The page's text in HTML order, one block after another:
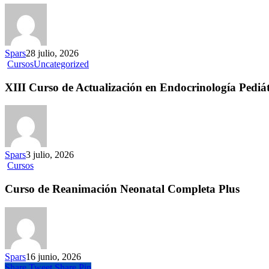
Spars28 julio, 2026
CursosUncategorized
XIII Curso de Actualización en Endocrinología
Spars3 julio, 2026
Cursos
Curso de Reanimación Neonatal Completa Plus
Spars16 junio, 2026